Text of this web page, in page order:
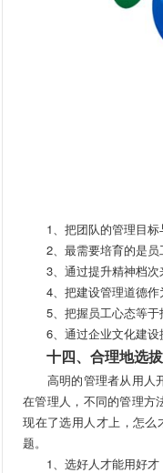
1、把团队的管理目标
2、最需要培育的是员
3、通过提升精神档次
4、把建设管理道德作
5、把握员工心态等于
6、通过企业文化建设
十四、合理地选
高明的管理者从用人
在管理人，不同的管理方
现在了选用人才上，怎么
题。
1、选好人才能用好才